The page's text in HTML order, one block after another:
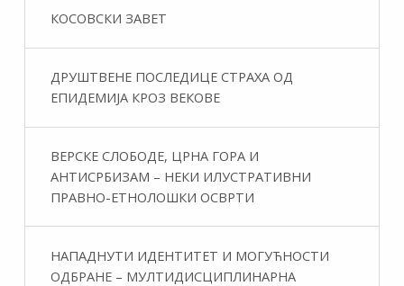
КОСОВСКИ ЗАВЕТ
ДРУШТВЕНЕ ПОСЛЕДИЦЕ СТРАХА ОД
ЕПИДЕМИЈА КРОЗ ВЕКОВЕ
ВЕРСКЕ СЛОБОДЕ, ЦРНА ГОРА И
АНТИСРБИЗАМ – НЕКИ ИЛУСТРАТИВНИ
ПРАВНО-ЕТНОЛОШКИ ОСВРТИ
НАПАДНУТИ ИДЕНТИТЕТ И МОГУЋНОСТИ
ОДБРАНЕ – МУЛТИДИСЦИПЛИНАРНА